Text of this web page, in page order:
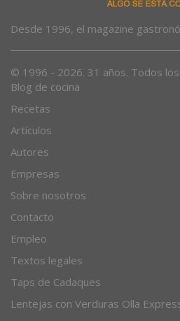
Blog de cocina
Recetas
Artículos
Autores
Empresas
Sobre nosotros
Contacto
Empleo
Textos legales
Taps de Cadaques